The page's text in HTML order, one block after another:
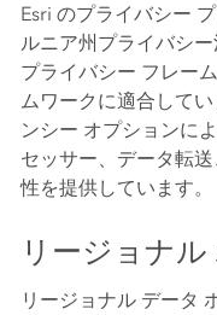
Esri のプライバシー プ
ルニア州プライバシ
プライバシー フレー
ムワークに適合して
ンシー オプションに
セッサー、データ転
性を提供しています。
リージョナ
リージョナル データ